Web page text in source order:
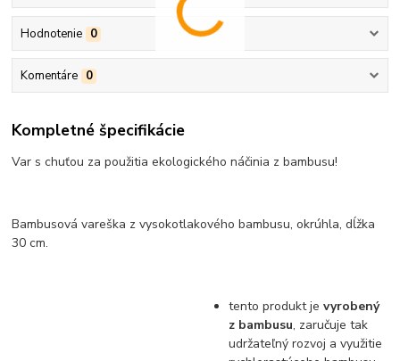
Hodnotenie 0
Komentáre 0
Kompletné špecifikácie
Var s chuťou za použitia ekologického náčinia z bambusu!
Bambusová vareška z vysokotlakového bambusu, okrúhla, dĺžka
30 cm.
tento produkt jevyrobený
z bambusu, zaručuje tak
udržateľný rozvoj a využitie